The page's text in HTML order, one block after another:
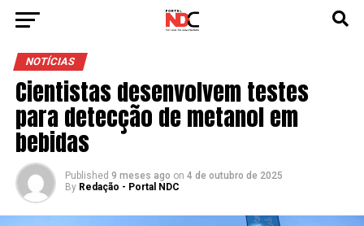
NOTÍCIAS
Cientistas desenvolvem testes
para detecção de metanol em
bebidas
Published 9 meses ago on 4 de outubro de 2025
By Redação - Portal NDC